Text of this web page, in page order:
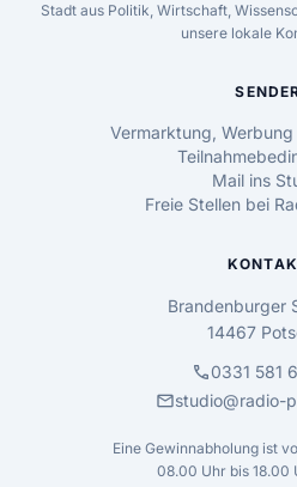
Stadt aus Politik, Wirtschaft,
unsere lokale
Vermarktung,
Mail ins
Freie Stellen bei
Brandenburger
14467
call0331 581
mailstudio@radio-
Eine Gewinnabholung ist
08.00 Uhr bis 18.00